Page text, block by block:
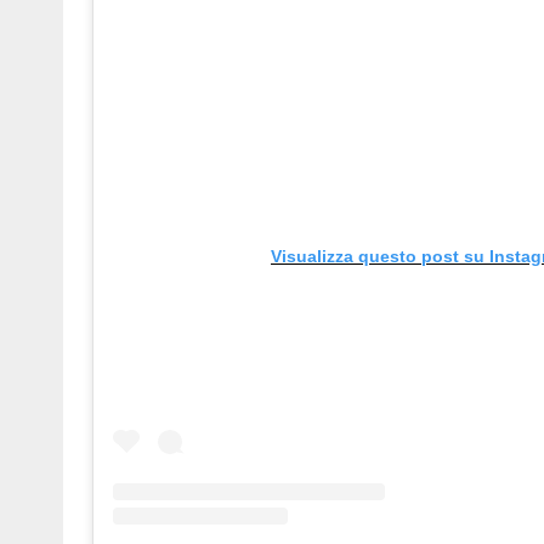
Visualizza questo post su